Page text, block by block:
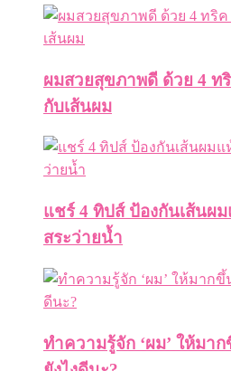
ผมสวยสุขภาพดี ด้วย 4 ท
กับเส้นผม
แชร์ 4 ทิปส์ ป้องกันเส้นผ
สระว่ายน้ำ
ทำความรู้จัก ‘ผม’ ให้ม